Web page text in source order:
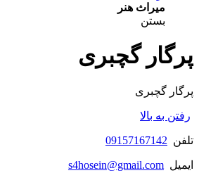
میراث هنر
بستن
پرگار گچبری
پرگار گچبری
رفتن به بالا
تلفن 09157167142
ایمیل s4hosein@gmail.com